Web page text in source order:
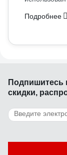
Подробнее
Подпишитесь
скидки,